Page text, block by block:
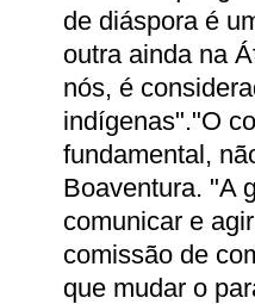
de diáspora é
outra ainda na
nós, é
indígenas"."O
fundamental,
Boaventura. "A
comunicar e
comissão de
que mudar o